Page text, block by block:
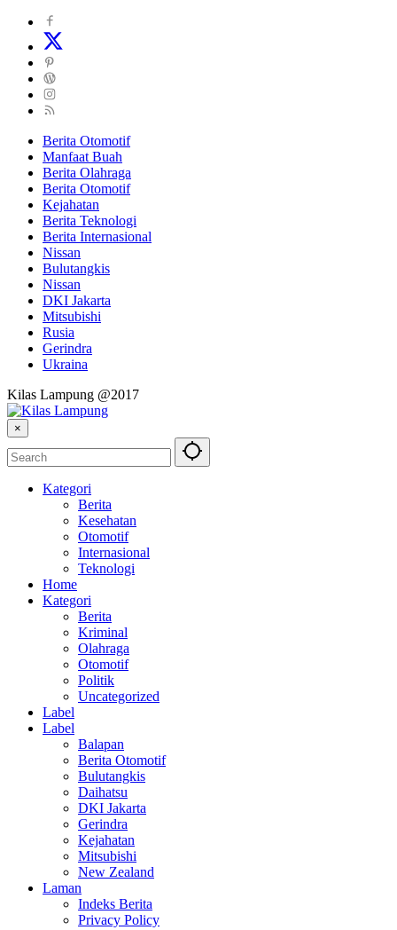
Berita Otomotif
Manfaat Buah
Berita Olahraga
Berita Otomotif
Kejahatan
Berita Teknologi
Berita Internasional
Nissan
Bulutangkis
Nissan
DKI Jakarta
Mitsubishi
Rusia
Gerindra
Ukraina
Kilas Lampung @2017
×
Kategori
Berita
Kesehatan
Otomotif
Internasional
Teknologi
Home
Kategori
Berita
Kriminal
Olahraga
Otomotif
Politik
Uncategorized
Label
Label
Balapan
Berita Otomotif
Bulutangkis
Daihatsu
DKI Jakarta
Gerindra
Kejahatan
Mitsubishi
New Zealand
Laman
Indeks Berita
Privacy Policy